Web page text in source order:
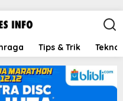
Tips & Trik